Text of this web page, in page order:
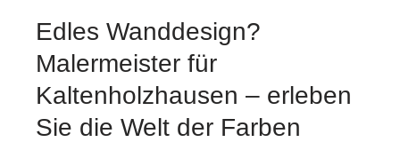
Edles Wanddesign?
Malermeister für
Kaltenholzhausen – erleben
Sie die Welt der Farben